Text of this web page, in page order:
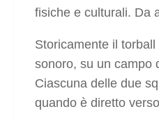
fisiche e culturali. Da
Storicamente il
sonoro, su un campo
Ciascuna delle due
quando è diretto